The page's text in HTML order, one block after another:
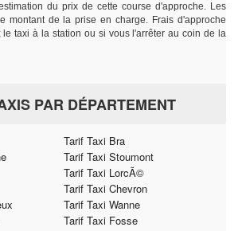
du prix de cette course d'approche. Les
montant de la prise en charge. Frais d'approche
taxi à la station ou si vous l'arrêter au coin de la
PAR DÉPARTEMENT
Tarif Taxi Bra
Tarif Taxi Stoumont
Tarif Taxi LorcÃ©
Tarif Taxi Chevron
Tarif Taxi Wanne
Tarif Taxi Fosse